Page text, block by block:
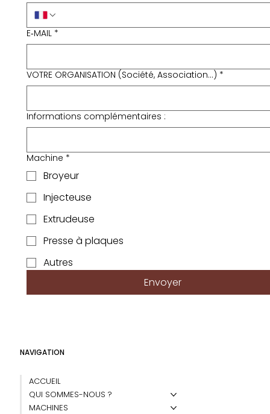
E‑MAIL *
VOTRE ORGANISATION (Société, Association...) *
Informations complémentaires :
Machine *
Broyeur
Injecteuse
Extrudeuse
Presse à plaques
Autres
Envoyer
NAVIGATION
ACCUEIL
QUI SOMMES-NOUS ?
MACHINES